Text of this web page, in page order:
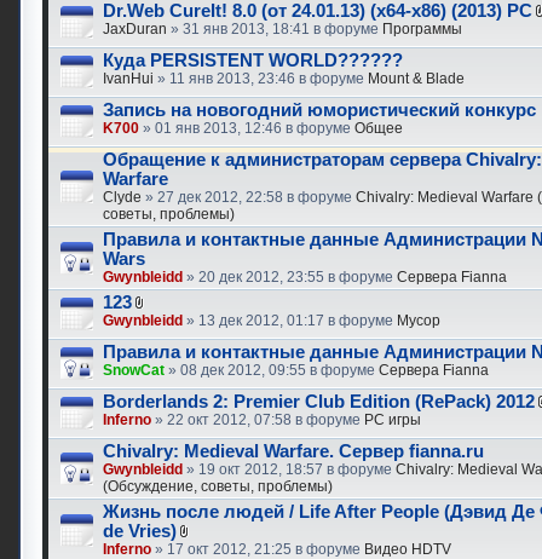
Dr.Web CureIt! 8.0 (от 24.01.13) (x64-x86) (2013) PC
JaxDuran » 31 янв 2013, 18:41 в форуме Программы
Куда PERSISTENT WORLD??????
IvanHui » 11 янв 2013, 23:46 в форуме Mount & Blade
Запись на новогодний юмористический конкурс
K700 » 01 янв 2013, 12:46 в форуме Общее
Обращение к администраторам сервера
Warfare
Clyde » 27 дек 2012, 22:58 в форуме Chivalry: Medieval Warfare
советы, проблемы)
Правила и контактные данные Администрации
Wars
Gwynbleidd » 20 дек 2012, 23:55 в форуме Сервера Fianna
123
Gwynbleidd » 13 дек 2012, 01:17 в форуме Мусор
Правила и контактные данные Администрации
SnowCat » 08 дек 2012, 09:55 в форуме Сервера Fianna
Borderlands 2: Premier Club Edition (RePack) 2012
Inferno » 22 окт 2012, 07:58 в форуме PC игры
Chivalry: Medieval Warfare. Сервер fianna.ru
Gwynbleidd » 19 окт 2012, 18:57 в форуме Chivalry: Medieval
(Обсуждение, советы, проблемы)
Жизнь после людей / Life After People (Дэвид Де
de Vries)
Inferno » 17 окт 2012, 21:25 в форуме Видео HDTV